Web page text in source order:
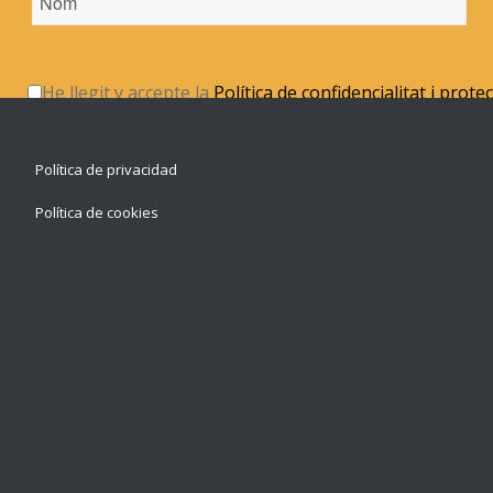
He llegit y accepte laPolítica de confidencialitat i
Política de privacidad
Política de cookies